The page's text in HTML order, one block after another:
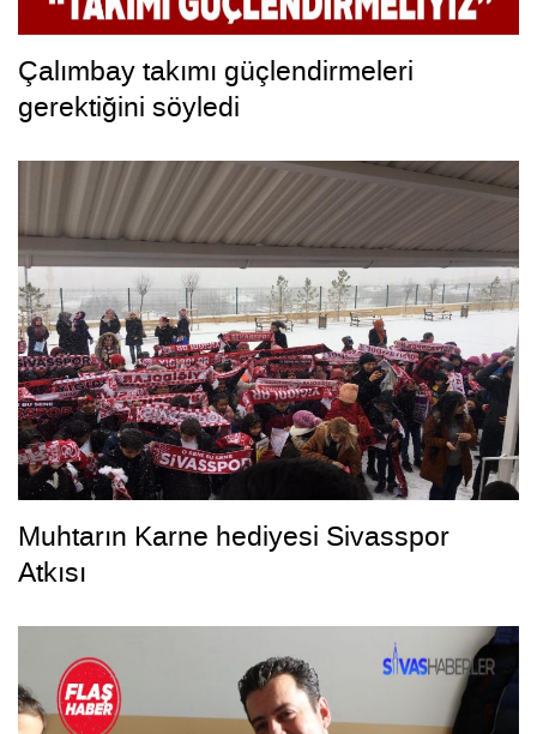
Çalımbay takımı güçlendirmeleri
gerektiğini söyledi
Muhtarın Karne hediyesi Sivasspor
Atkısı